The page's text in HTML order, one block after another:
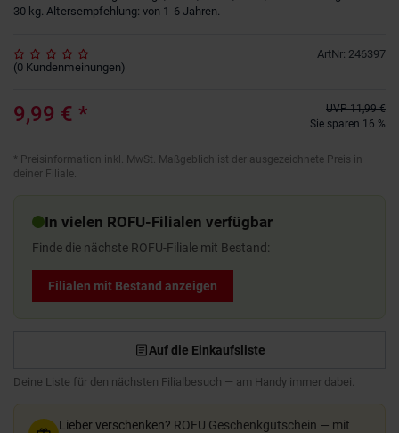
30 kg. Altersempfehlung: von 1-6 Jahren.
ArtNr: 246397
(0 Kundenmeinungen)
9,99 € * UVP 11,99 €
Sie sparen 16 %
* Preisinformation inkl. MwSt. Maßgeblich ist der ausgezeichnete Preis in
deiner Filiale.
In vielen ROFU-Filialen verfügbar
Finde die nächste ROFU-Filiale mit Bestand:
Filialen mit Bestand anzeigen
Auf die Einkaufsliste
Deine Liste für den nächsten Filialbesuch — am Handy immer dabei.
Lieber verschenken? ROFU Geschenkgutschein — mit